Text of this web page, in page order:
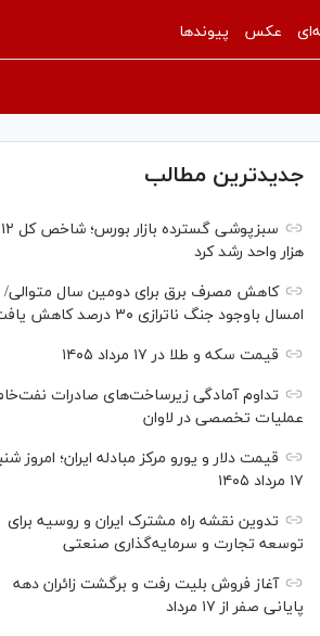
عکس پیوندها
جدیدترین مطالب
سبزپوشی گسترده بازار
هزار واحد رشد کرد
کاهش مصرف برق برای دومین سال متوالی/
امسال باوجود جنگ ناترازی ۳۰ درصد کاهش یافت
قیمت سکه و طلا در ۱۷ مرداد ۱۴۰۵
تداوم آمادگی زیرساخت‌های صادرات
عملیات تخصصی در لاوان
قیمت دلار و یورو مرکز مبادله ایران؛ امروز
۱۷ مرداد ۱۴۰۵
تدوین نقشه راه مشترک ایران و روسیه برای
توسعه تجارت و سرمایه‌گذاری صنعتی
آغاز فروش بلیت رفت و برگشت زائران دهه
پایانی صفر از ۱۷ مرداد